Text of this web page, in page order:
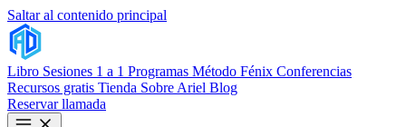
Saltar al contenido principal
Libro Sesiones 1 a 1 Programas Método Fénix Conferencias
Recursos gratis Tienda Sobre Ariel Blog
Reservar llamada